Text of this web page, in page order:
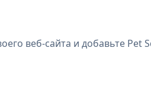
веб-сайта и добавьте Pet